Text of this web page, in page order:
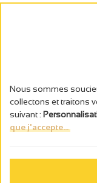
L’abus d’alcool est
Nous sommes
collectons et traitons
suivant :
que j'accepte...